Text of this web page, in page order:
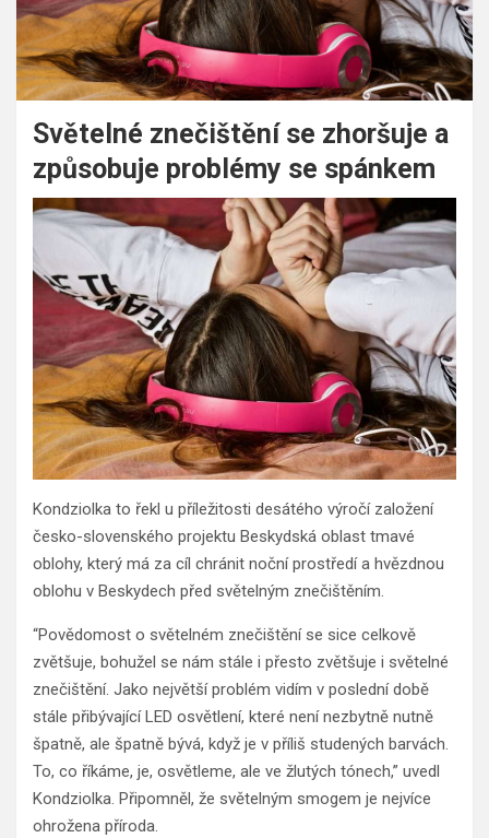
Světelné znečištění se zhoršuje a
způsobuje problémy se spánkem
Kondziolka to řekl u příležitosti desátého výročí založení
česko-slovenského projektu Beskydská oblast tmavé
oblohy, který má za cíl chránit noční prostředí a hvězdnou
oblohu v Beskydech před světelným znečištěním.
“Povědomost o světelném znečištění se sice celkově
zvětšuje, bohužel se nám stále i přesto zvětšuje i světelné
znečištění. Jako největší problém vidím v poslední době
stále přibývající LED osvětlení, které není nezbytně nutně
špatně, ale špatně bývá, když je v příliš studených barvách.
To, co říkáme, je, osvětleme, ale ve žlutých tónech,” uvedl
Kondziolka. Připomněl, že světelným smogem je nejvíce
ohrožena příroda.